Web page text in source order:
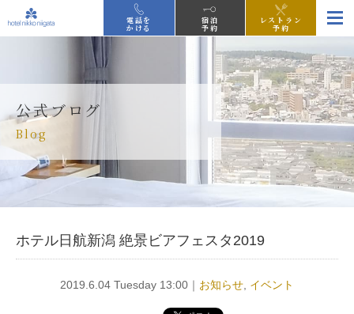
電話を
かける
宿泊
予約
レストラン
予約
公式ブログ
Blog
ホテル日航新潟 絶景ビアフェスタ2019
2019.6.04 Tuesday 13:00｜ お知らせ イベント